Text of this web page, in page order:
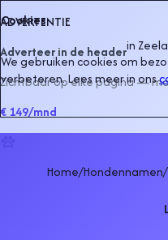
ADVERTENTIE
Adverteer in de headerin
Zichtbaar op elke pagina —
€ 149/mnd
Home/Hondennamen/
Cookies
We gebruiken cookies om
verbeteren. Lees meer in ons